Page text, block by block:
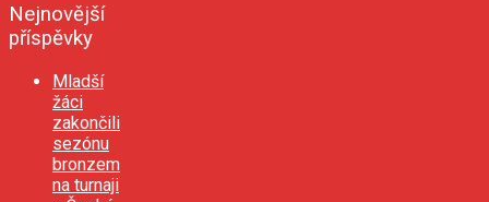
Nejnovější
příspěvky
Mladší
žáci
zakončili
sezónu
bronzem
na turnaji